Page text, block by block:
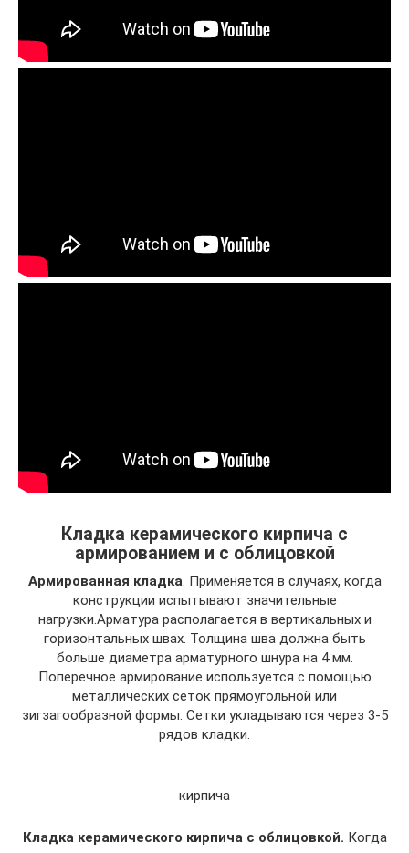
Кладка керамического кирпича с
армированием и с облицовкой
Армированная кладка. Применяется в случаях, когда
конструкции испытывают значительные
нагрузки.Арматура располагается в вертикальных и
горизонтальных швах. Толщина шва должна быть
больше диаметра арматурного шнура на 4 мм.
Поперечное армирование используется с помощью
металлических сеток прямоугольной или
зигзагообразной формы. Сетки укладываются через 3-5
рядов кладки.
кирпича
Кладка керамического кирпича с облицовкой. Когда